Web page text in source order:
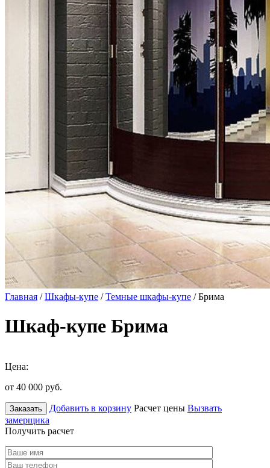
Главная /Шкафы-купе /Темные шкафы-купе / Брима
Шкаф-купе Брима
Цена:
от 40 000 руб.
Заказать Добавить в корзину Расчет цены Вызвать
замерщика
Получить расчет